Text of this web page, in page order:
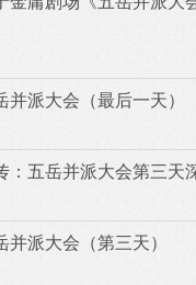
并派大会（最后一天）
：五岳并派大会第三天
并派大会（第三天）